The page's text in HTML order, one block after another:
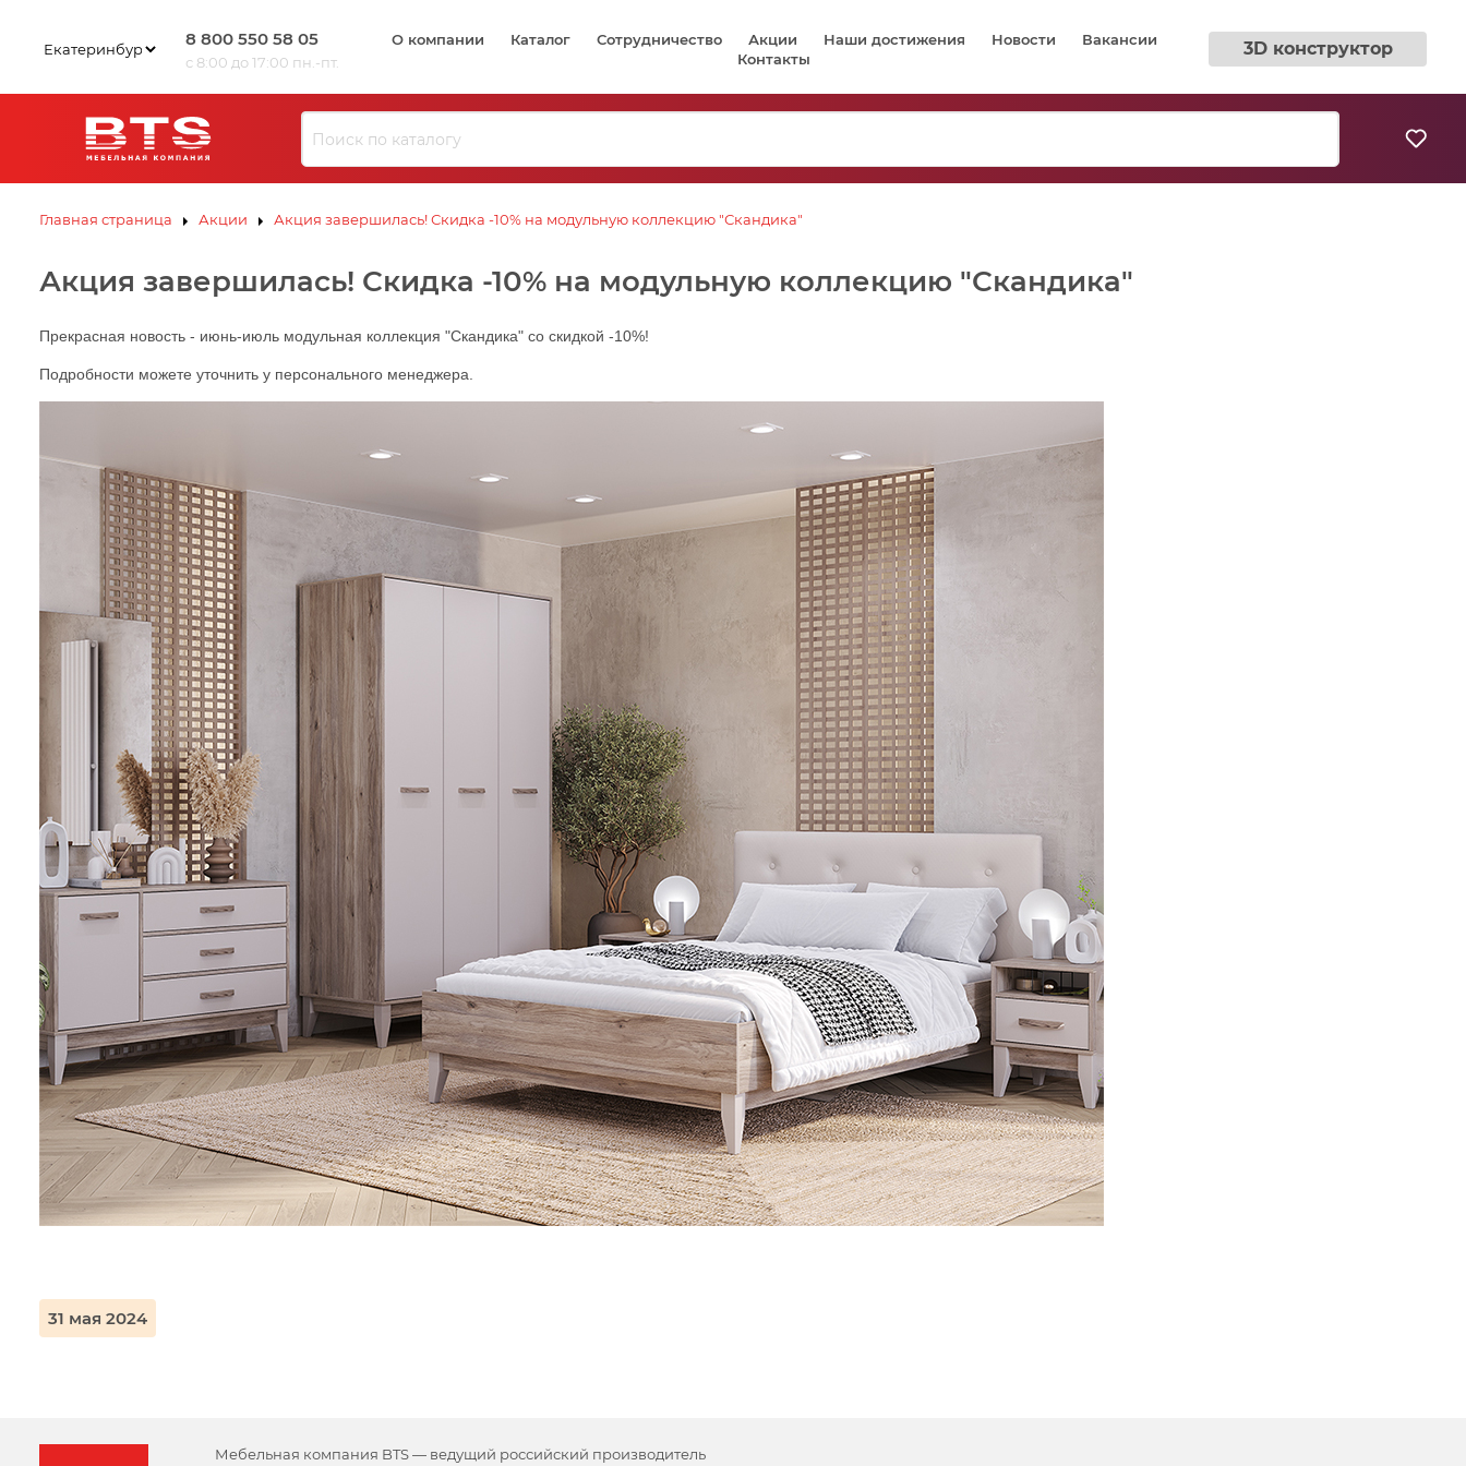
К
КС
СК
КЛ
ЛЮ
ЮЗИВ
ЗИВ
Э
К
С ЛЮЗИВ
И
З
Ю
8 800 550 58 05
с 8:00 до 17:00 пн.-пт.
О компании Каталог Сотрудничество Акции Наши достижения Новости
Вакансии
Контакты
3D конструктор
Главная страница Акции Акция завершилась! Скидка -10% на модульную коллекцию "Скандика"
Акция завершилась! Скидка -10% на модульную коллекцию "Скандика"
Прекрасная новость - июнь-июль модульная коллекция "Скандика" со скидкой -10%!
Подробности можете уточнить у персонального менеджера.
31 мая 2024
Мебельная компания BTS — ведущий российский производитель